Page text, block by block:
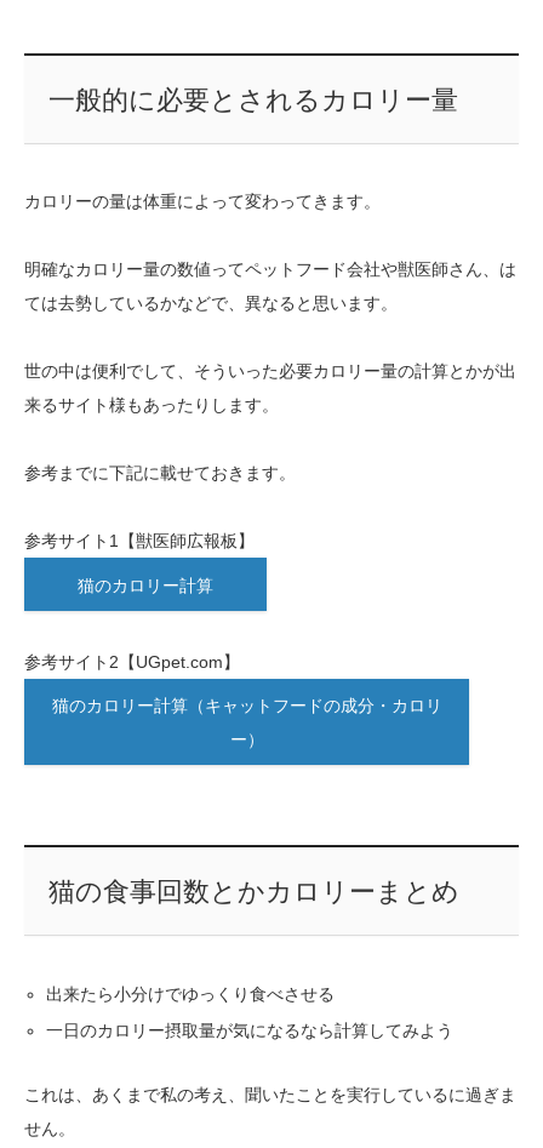
一般的に必要とされるカロリー量
カロリーの量は体重によって変わってきます。
明確なカロリー量の数値ってペットフード会社や獣医師さん、は
ては去勢しているかなどで、異なると思います。
世の中は便利でして、そういった必要カロリー量の計算とかが出
来るサイト様もあったりします。
参考までに下記に載せておきます。
参考サイト1【獣医師広報板】
猫のカロリー計算
参考サイト2【UGpet.com】
猫のカロリー計算（キャットフードの成分・カロリ
ー）
猫の食事回数とかカロリーまとめ
出来たら小分けでゆっくり食べさせる
一日のカロリー摂取量が気になるなら計算してみよう
これは、あくまで私の考え、聞いたことを実行しているに過ぎま
せん。